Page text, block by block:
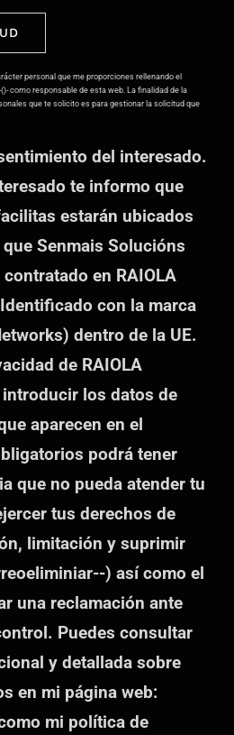
personal que me proporciones rellenando el
como responsable de esta web. La finalidad de la
que te solicito es para gestionar la solicitud que
del interesado.
te informo que
estarán ubicados
Senmais Solucións
en RAIOLA
con la marca
dentro de la UE.
de RAIOLA
introducir los datos de
aparecen en el
podrá tener
que no pueda atender tu
tus derechos de
limitación y suprimir
) así como el
una reclamación ante
Puedes consultar
y detallada sobre
en mi página web:
mi política de